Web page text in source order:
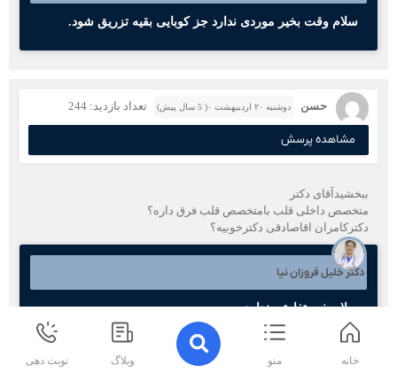
سلام وقت بخیر موردی ندارد جز کوبایی بقیه تزریق شود.
حسن دوشنبه ۲۰ اردیبهشت ۰( 5 سال پیش) تعداد بازدید: 244
مشاهده پرسش
ببخشیدآقای دکتر
متخصص داخلی قلب بامتخصص قلب فرق داره؟
دکترکامران اقاصادقی دکترخوبیه؟
دکتر خلیل فروزان نیا
سلام خیر تفاوتی ندارد.
خانه منو وبلاگ نوبت دهی